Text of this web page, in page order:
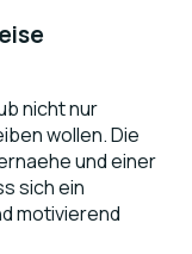
nicht nur
wollen. Die
und einer
sich ein
motivierend